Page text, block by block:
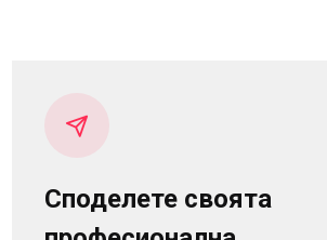
Споделете своята